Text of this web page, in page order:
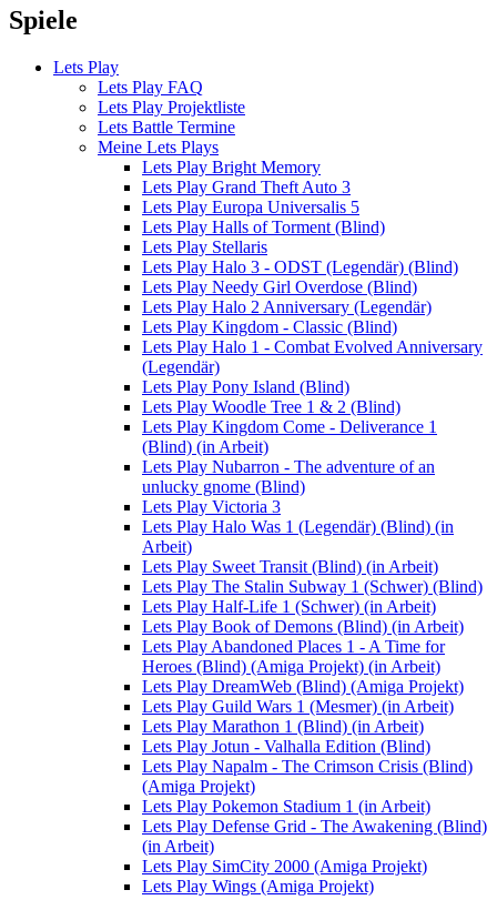
Spiele
Lets Play
Lets Play FAQ
Lets Play Projektliste
Lets Battle Termine
Meine Lets Plays
Lets Play Bright Memory
Lets Play Grand Theft Auto 3
Lets Play Europa Universalis 5
Lets Play Halls of Torment (Blind)
Lets Play Stellaris
Lets Play Halo 3 - ODST (Legendär) (Blind)
Lets Play Needy Girl Overdose (Blind)
Lets Play Halo 2 Anniversary (Legendär)
Lets Play Kingdom - Classic (Blind)
Lets Play Halo 1 - Combat Evolved Anniversary
(Legendär)
Lets Play Pony Island (Blind)
Lets Play Woodle Tree 1 & 2 (Blind)
Lets Play Kingdom Come - Deliverance 1
(Blind) (in Arbeit)
Lets Play Nubarron - The adventure of an
unlucky gnome (Blind)
Lets Play Victoria 3
Lets Play Halo Was 1 (Legendär) (Blind) (in
Arbeit)
Lets Play Sweet Transit (Blind) (in Arbeit)
Lets Play The Stalin Subway 1 (Schwer) (Blind)
Lets Play Half-Life 1 (Schwer) (in Arbeit)
Lets Play Book of Demons (Blind) (in Arbeit)
Lets Play Abandoned Places 1 - A Time for
Heroes (Blind) (Amiga Projekt) (in Arbeit)
Lets Play DreamWeb (Blind) (Amiga Projekt)
Lets Play Guild Wars 1 (Mesmer) (in Arbeit)
Lets Play Marathon 1 (Blind) (in Arbeit)
Lets Play Jotun - Valhalla Edition (Blind)
Lets Play Napalm - The Crimson Crisis (Blind)
(Amiga Projekt)
Lets Play Pokemon Stadium 1 (in Arbeit)
Lets Play Defense Grid - The Awakening (Blind)
(in Arbeit)
Lets Play SimCity 2000 (Amiga Projekt)
Lets Play Wings (Amiga Projekt)